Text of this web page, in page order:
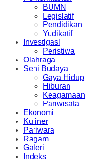
BUMN
Legislatif
Pendidikan
Yudikatif
Investigasi
Peristiwa
Olahraga
Seni Budaya
Gaya Hidup
Hiburan
Keagamaan
Pariwisata
Ekonomi
Kuliner
Pariwara
Ragam
Galeri
Indeks